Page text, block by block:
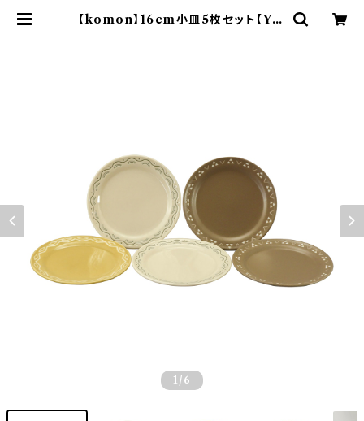
【komon】16cm小皿5枚セット【YM
1 /6